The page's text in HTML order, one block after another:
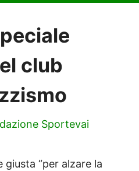
club
Sportevai
giusta “per alzare la